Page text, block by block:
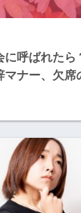
に呼ばれたら
マナー、欠席